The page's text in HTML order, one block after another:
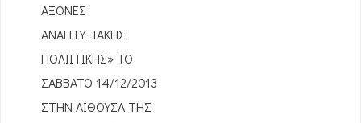
ΑΞΟΝΕΣ
ΑΝΑΠΤΥΞΙΑΚΗΣ
ΠΟΛΙΙΤΙΚΗΣ» ΤΟ
ΣΑΒΒΑΤΟ 14/12/2013
ΣΤΗΝ ΑΙΘΟΥΣΑ ΤΗΣ